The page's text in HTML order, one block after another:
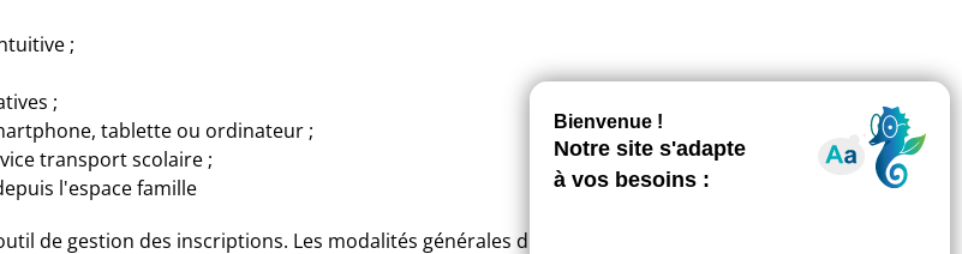
;
;
tablette ou ordinateur ;
transport scolaire ;
l'espace famille
de gestion des inscriptions. Les modalités générales du service de